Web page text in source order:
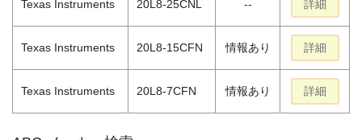
Texas Instruments 20L8-25CNL -- 詳細
Texas Instruments 20L8-15CFN 情報あり 詳細
Texas Instruments 20L8-7CFN 情報あり 詳細